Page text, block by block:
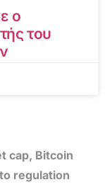
ο
του
cap, Bitcoin
regulation